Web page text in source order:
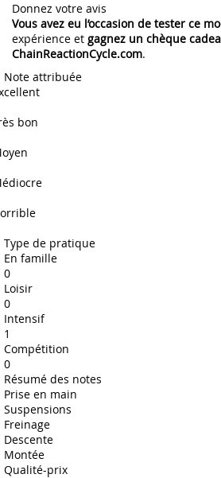
Donnez votre avis
Vous avez eu l’occasion de tester ce
expérience et gagnez un chèque
ChainReactionCycle.com.
Note attribuée
bon
Type de pratique
En famille
0
Loisir
0
Intensif
1
Compétition
0
Résumé des notes
Prise en main
Suspensions
Freinage
Descente
Montée
Qualité-prix